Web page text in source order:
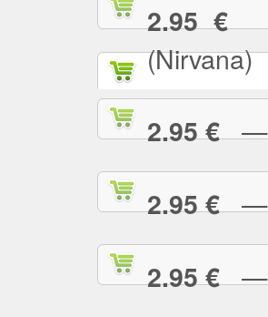
2.95 €—
(Nirvana)
2.95 €—
2.95 €—
2.95 €—